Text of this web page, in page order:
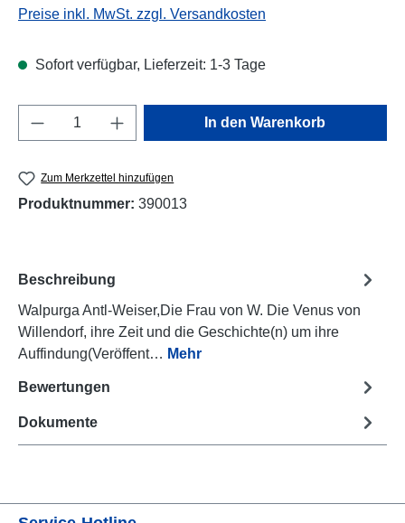
Preise inkl. MwSt. zzgl. Versandkosten
Sofort verfügbar, Lieferzeit: 1-3 Tage
Produkt Anzahl: Gib den gewünschten
In den Warenkorb
Zum Merkzettel hinzufügen
Produktnummer: 390013
Beschreibung
Walpurga Antl-Weiser,Die Frau von W. Die Venus von
Willendorf, ihre Zeit und die Geschichte(n) um ihre
Auffindung(Veröffent… Mehr
Bewertungen
Dokumente